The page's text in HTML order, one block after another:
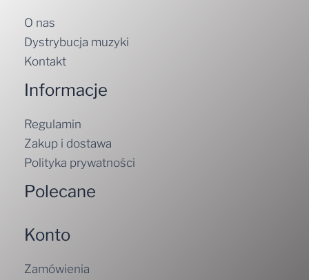
O nas
Dystrybucja muzyki
Kontakt
Informacje
Regulamin
Zakup i dostawa
Polityka prywatności
Polecane
Konto
Zamówienia